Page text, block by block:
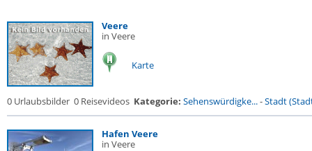
Veere
in Veere
Karte
0 Urlaubsbilder 0 Reisevideos Kategorie: Sehenswürdigke...-Stadt
Hafen Veere
in Veere